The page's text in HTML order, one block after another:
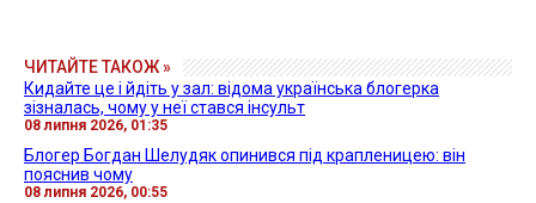
ЧИТАЙТЕ ТАКОЖ »
Кидайте це і йдіть у зал: відома українська блогерка
зізналась, чому у неї стався інсульт
08 липня 2026, 01:35
Блогер Богдан Шелудяк опинився під крапленицею: він
пояснив чому
08 липня 2026, 00:55